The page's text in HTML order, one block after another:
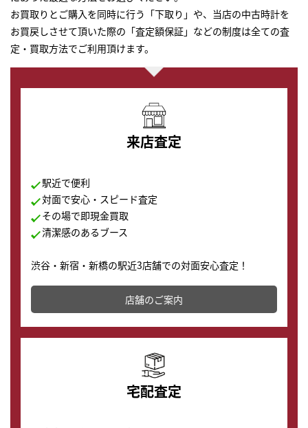
お買取りとご購入を同時に行う「下取り」や、当店の中古時計を
お買戻しさせて頂いた際の「査定額保証」などの制度は全ての査
定・買取方法でご利用頂けます。
来店査定
駅近で便利
対面で安心・スピード査定
その場で即現金買取
清潔感のあるブース
渋谷・新宿・新橋の駅近3店舗での対面安心査定！
その場で現金買取致します。渋谷本店では、時計販売の
店舗を併設しており、下取りに出してお得に新しい時計
の購入もできます♪
店舗のご案内
宅配査定